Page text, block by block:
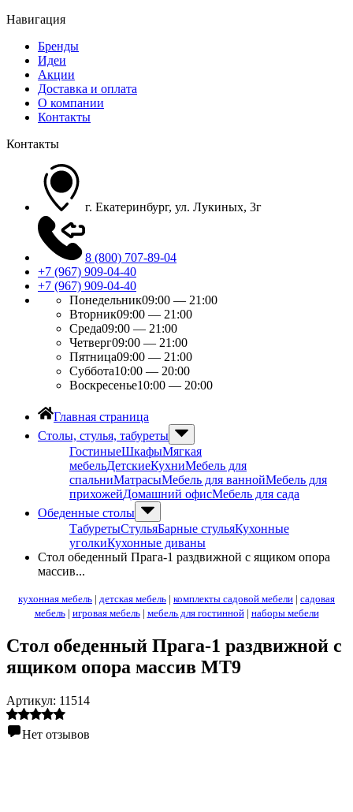
Навигация
Бренды
Идеи
Акции
Доставка и оплата
О компании
Контакты
Контакты
г. Екатеринбург, ул. Лукиных, 3г
8 (800) 707-89-04
+7 (967) 909-04-40
+7 (967) 909-04-40
Понедельник09:00 — 21:00
Вторник09:00 — 21:00
Среда09:00 — 21:00
Четверг09:00 — 21:00
Пятница09:00 — 21:00
Суббота10:00 — 20:00
Воскресенье10:00 — 20:00
Главная страница
Столы, стулья, табуреты
ГостиныеШкафыМягкая
мебельДетскиеКухниМебель для
спальниМатрасыМебель для ваннойМебель для
прихожейДомашний офисМебель для сада
Обеденные столы
ТабуретыСтульяБарные стульяКухонные
уголкиКухонные диваны
Стол обеденный Прага-1 раздвижной с ящиком опора
массив...
кухонная мебель | детская мебель | комплекты садовой мебели | садовая
мебель| игровая мебель| мебель для гостинной| наборы мебели
Стол обеденный Прага-1 раздвижной с
ящиком опора массив МТ9
Артикул: 11514
Нет отзывов